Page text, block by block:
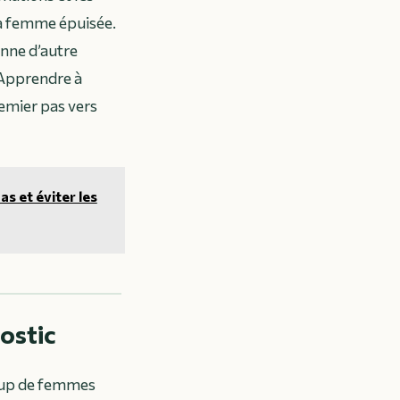
épuisée.
d’autre
à
pas vers
et éviter les
de femmes